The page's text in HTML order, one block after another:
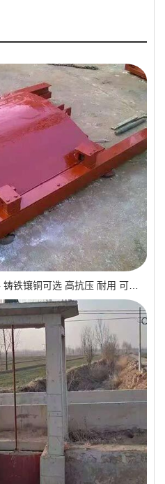
长春 2×2米铸铁闸门 大型规格 铸铁镶铜可选 高抗压 耐用 可报价